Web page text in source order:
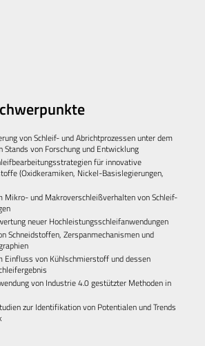
von Schleif- und Abrichtprozessen unter dem
von Forschung und Entwicklung​
für innovative
(Oxidkeramiken, Nickel-Basislegierungen,
Mikro- und Makroverschleißverhalten von Schleif-
neuer Hochleistungsschleifanwendungen​
Schneidstoffen, Zerspanmechanismen und
Einfluss von Kühlschmierstoff und dessen
von Industrie 4.0 gestützter Methoden in
zur Identifikation von Potentialen und Trends